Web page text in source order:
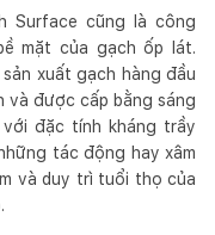
Surface cũng là công
mặt của gạch ốp lát.
xuất gạch hàng đầu
và được cấp bằng sáng
đặc tính kháng trầy
tác động hay xâm
và duy trì tuổi thọ của